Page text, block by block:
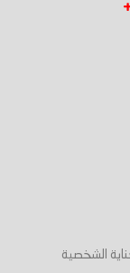
الشخصية